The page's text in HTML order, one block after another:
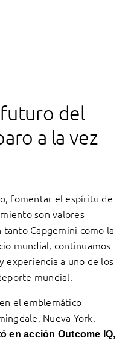
del
a la vez
fomentar el espíritu de
son valores
Capgemini como la
mundial, continuamos
experiencia a uno de los
mundial.
el emblemático
Nueva York.
en acción Outcome IQ,